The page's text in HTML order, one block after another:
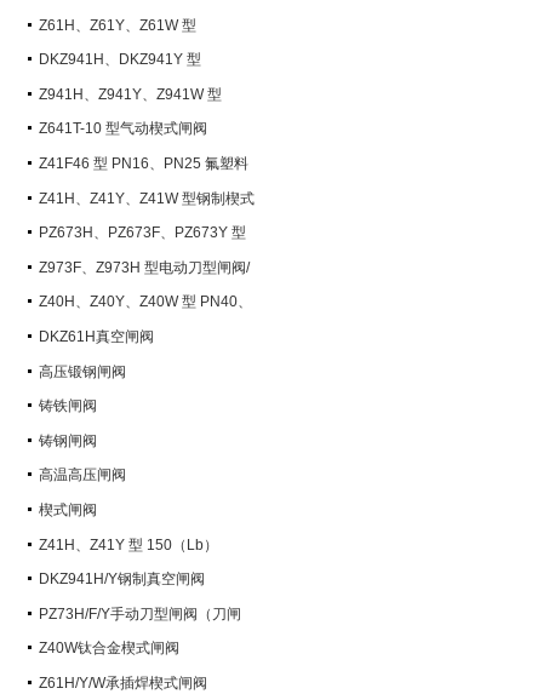
Z61H、Z61Y、Z61W 型
PN100~PN160 承插焊楔式闸阀
DKZ941H、DKZ941Y 型
PN10~PN100 钢制真空闸阀
Z941H、Z941Y、Z941W 型
PN100~PN200 钢制电动楔式闸阀
Z641T-10 型气动楔式闸阀
Z41F46 型 PN16、PN25 氟塑料
衬里楔式闸阀
Z41H、Z41Y、Z41W 型钢制楔式
闸阀PZ673H、PZ673F、PZ673Y 型
气动刀型闸阀/刀闸阀
Z973F、Z973H 型电动刀型闸阀/
刀闸阀
Z40H、Z40Y、Z40W 型 PN40、
PN63 钢制楔式闸阀
DKZ61H真空闸阀
高压锻钢闸阀
铸铁闸阀
铸钢闸阀
高温高压闸阀
楔式闸阀
Z41H、Z41Y 型 150（Lb）
~600（Lb） 钢制楔式闸阀
DKZ941H/Y钢制真空闸阀
PZ73H/F/Y手动刀型闸阀（刀闸
阀）Z40W钛合金楔式闸阀
Z61H/Y/W承插焊楔式闸阀